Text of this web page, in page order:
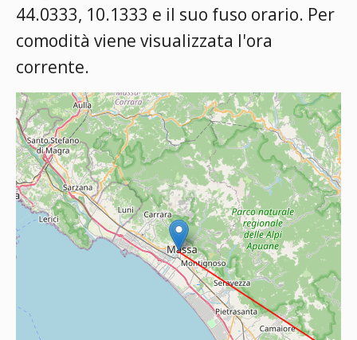
44.0333, 10.1333 e il suo fuso orario. Per
comodità viene visualizzata l'ora
corrente.